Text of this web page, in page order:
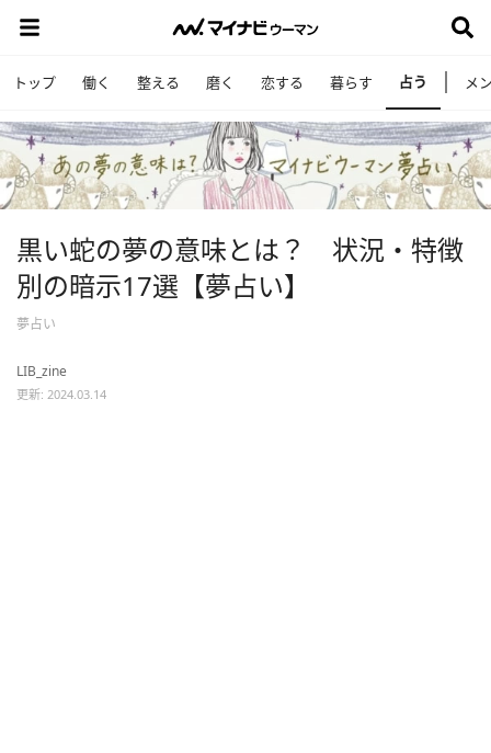
トップ 働く 整える 磨く 恋する 暮らす 占う メ
黒い蛇の夢の意味とは？ 状況・特徴
別の暗示17選【夢占い】
夢占い
LIB_zine
更新: 2024.03.14